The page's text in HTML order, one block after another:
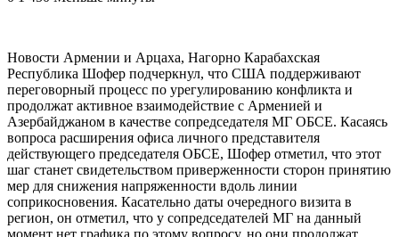
Новости Армении и Арцаха, Нагорно Карабахская
Республика Шофер подчеркнул, что США поддерживают
переговорный процесс по урегулированию конфликта и
продолжат активное взаимодействие с Арменией и
Азербайджаном в качестве сопредседателя МГ ОБСЕ. Касаясь
вопроса расширения офиса личного представителя
действующего председателя ОБСЕ, Шофер отметил, что этот
шаг станет свидетельством приверженности сторон принятию
мер для снижения напряженности вдоль линии
соприкосновения. Касательно даты очередного визита в
регион, он отметил, что у сопредседателей МГ на данный
момент нет графика по этому вопросу, но они продолжат